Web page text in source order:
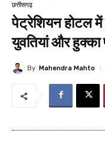
छत्तीसगढ़
पेट्रेशियन होटल में
युवतियां और हुक्का
By Mahendra Mahto